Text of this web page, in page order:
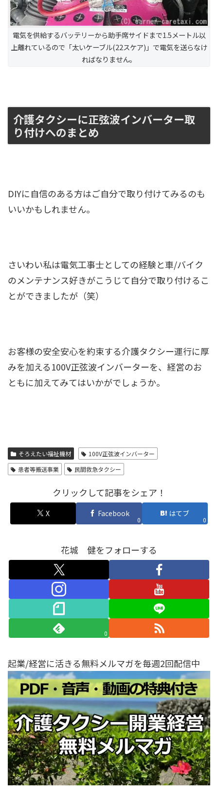
電気を供給するバッテリーから助手席サイドまで1.5メートル以
上離れているので「太いケーブル(22スケア)」で電気を送らなけ
ればなりません。
介護タクシーに正弦波インバーター取
り付けへのまとめ
DIYに自信のある方はご自分で取り付けてみるのも
いいかもしれません。
さいわい私は電気工事士としての経験と車/バイク
のメンテナンス好きがこうじて自分で取り付けるこ
とができましたが（笑）
お客様の安全安心を約束する介護タクシー運行に厚
みを加える100V正弦波インバーターを、経営のお
ともに加えてみてはいかがでしょうか。
そろえたい福祉機材
100V正弦波インバーター
患者等搬送事業
民間救急タクシー
クリックして記事をシェア！
X Facebook
0
はてブ
0
花城 健をフォローする
0
起業/経営に活きる無料メルマガを毎週2回配信中